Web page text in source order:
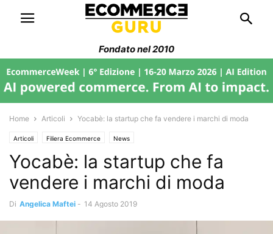
Fondato nel 2010
Home Articoli Yocabè: la startup che fa vendere i marchi di moda
Articoli Filiera Ecommerce News
Yocabè: la startup che fa
vendere i marchi di moda
Di Angelica Maftei - 14 Agosto 2019